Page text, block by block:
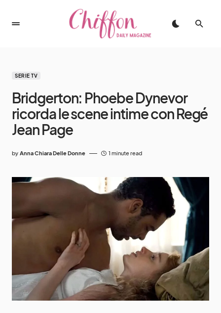
SERIE TV
Bridgerton: Phoebe Dynevor
ricorda le scene intime con Regé
Jean Page
by Anna Chiara Delle Donne 1 minute read